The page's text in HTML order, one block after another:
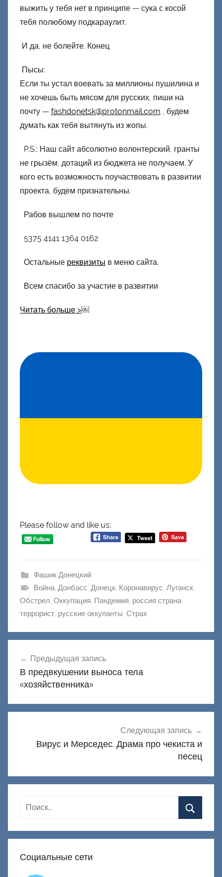
выжить у тебя нет в принципе — сука с косой
тебя полюбому подкараулит.
И да, не болейте. Конец
Пысы:
Если ты устал воевать за миллионы пушилина и
не хочешь быть мясом для русских, пиши на
почту — fashdonetsk@protonmail.com , будем
думать как тебя вытянуть из жопы.
P.S.: Наш сайт абсолютно волонтерский, гранты
не грызём, дотаций из бюджета не получаем. У
кого есть возможность поучаствовать в развитии
проекта, будем признательны.
Рабов вышлем по почте
5375 4141 1364 0162
Остальные реквизиты в меню сайта.
Всем спасибо за участие в развитии
Читать больше >￼
Please follow and like us:
Фашик Донецкий
Война, Донбасс Донецк, Коронавирус Луганск,
Обстрел Оккупация Пандемия россия страна
террорист русские оккупанты Страх
по
записям
Предыдущая запись
В предвкушении выноса тела
«хозяйственника»
Следующая запись
Вирус и Мерседес. Драма про чекиста и
песец
Социальные сети